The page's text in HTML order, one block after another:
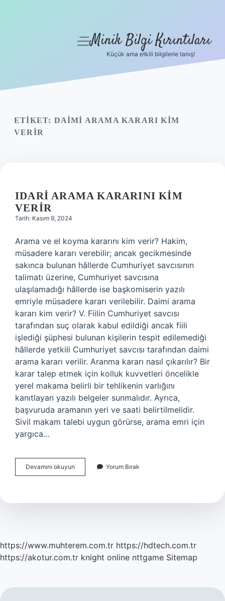
Yasal Uyarı
menüyü
Minik Bilgi Kırıntıları
Küçük ama etkili bilgilerle tanış!
ETIKET: DAIMI ARAMA KARARI KIM
VERIR
IDARI ARAMA KARARINI KIM
VERIR
Tarih: Kasım 9, 2024
Arama ve el koyma kararını kim verir? Hakim,
müsadere kararı verebilir; ancak gecikmesinde
sakınca bulunan hâllerde Cumhuriyet savcısının
talimatı üzerine, Cumhuriyet savcısına
ulaşılamadığı hâllerde ise başkomiserin yazılı
emriyle müsadere kararı verilebilir. Daimi arama
kararı kim verir? V. Fiilin Cumhuriyet savcısı
tarafından suç olarak kabul edildiği ancak fiili
işlediği şüphesi bulunan kişilerin tespit edilemediği
hâllerde yetkili Cumhuriyet savcısı tarafından daimi
arama kararı verilir. Aranma kararı nasıl çıkarılır? Bir
karar talep etmek için kolluk kuvvetleri öncelikle
yerel makama belirli bir tehlikenin varlığını
kanıtlayan yazılı belgeler sunmalıdır. Ayrıca,
başvuruda aramanın yeri ve saati belirtilmelidir.
Sivil makam talebi uygun görürse, arama emri için
yargıca…
Devamını okuyun
Arama
Verir
Yorum Bırak
https://www.muhterem.com.tr https://hdtech.com.tr
https://akotur.com.tr knight online nttgame Sitemap